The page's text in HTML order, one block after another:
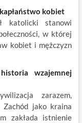
kobiet
katolicki stanowi
w której
kobiet i mężczyzn
wzajemnej
zarazem,
Zachód jako kraina
zakłada istnienie